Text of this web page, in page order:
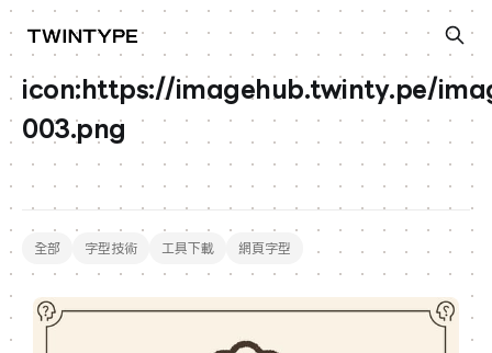
icon:https://imagehub.twinty.pe/
003.png
全部 字型技術 工具下載 網頁字型